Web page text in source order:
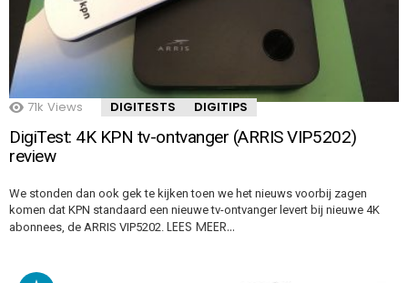
71k Views DIGITESTS DIGITIPS
DigiTest: 4K KPN tv-ontvanger (ARRIS VIP5202)
review
We stonden dan ook gek te kijken toen we het nieuws voorbij zagen
komen dat KPN standaard een nieuwe tv-ontvanger levert bij nieuwe 4K
abonnees, de ARRIS VIP5202. LEES MEER…